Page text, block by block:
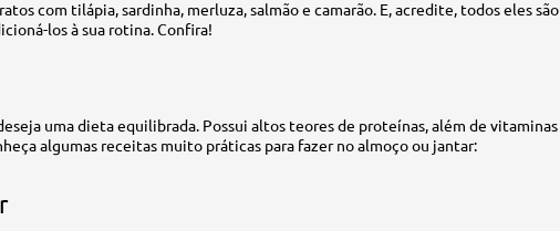
com tilápia, sardinha, merluza, salmão e camarão. E, acredite, todos eles são
los à sua rotina. Confira!
uma dieta equilibrada. Possui altos teores de proteínas, além de vitaminas
algumas receitas muito práticas para fazer no almoço ou jantar: